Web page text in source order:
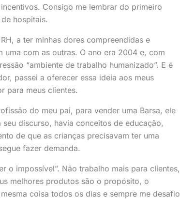
Consigo me lembrar do primeiro
hospitais.
a ter minhas dores compreendidas e
uma com as outras. O ano era 2004 e, com
“ambiente de trabalho humanizado”. E é
passei a oferecer essa ideia aos meus
para meus clientes.
do meu pai, para vender uma Barsa, ele
discurso, havia conceitos de educação,
de que as crianças precisavam ter uma
fazer demanda.
o impossível”. Não trabalho mais para clientes,
melhores produtos são o propósito, o
coisa todos os dias e sempre me desafio